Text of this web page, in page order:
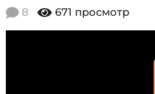
0
8 671 просмотр